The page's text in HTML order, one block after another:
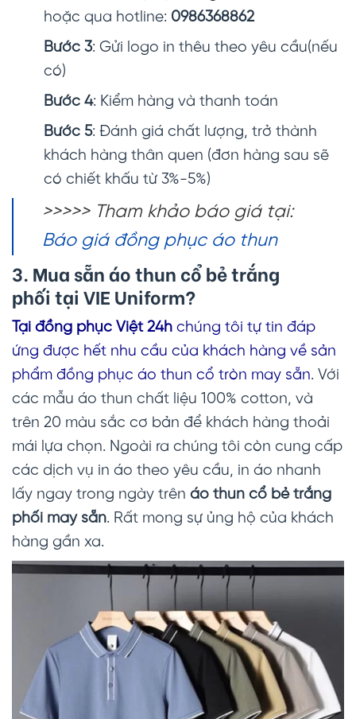
hoặc qua hotline: 0986368862
Bước 3: Gửi logo in thêu theo yêu cầu(nếu
có)
Bước 4: Kiểm hàng và thanh toán
Bước 5: Đánh giá chất lượng, trở thành
khách hàng thân quen (đơn hàng sau sẽ
có chiết khấu từ 3%-5%)
>>>>> Tham khảo báo giá tại:
Báo giá đồng phục áo thun
3. Mua sẵnáo thun cổ bẻ trắng
phối tại VIE Uniform?
Tại đồng phục Việt 24h chúng tôi tự tin đáp
ứng được hết nhu cầu của khách hàng về sản
phẩm đồng phục áo thun cổ tròn may sẵn. Với
các mẫu áo thun chất liệu 100% cotton, và
trên 20 màu sắc cơ bản để khách hàng thoải
mái lựa chọn. Ngoài ra chúng tôi còn cung cấp
các dịch vụ in áo theo yêu cầu, in áo nhanh
lấy ngay trong ngày trên áo thun cổ bẻ trắng
phối may sẵn. Rất mong sự ủng hộ của khách
hàng gần xa.